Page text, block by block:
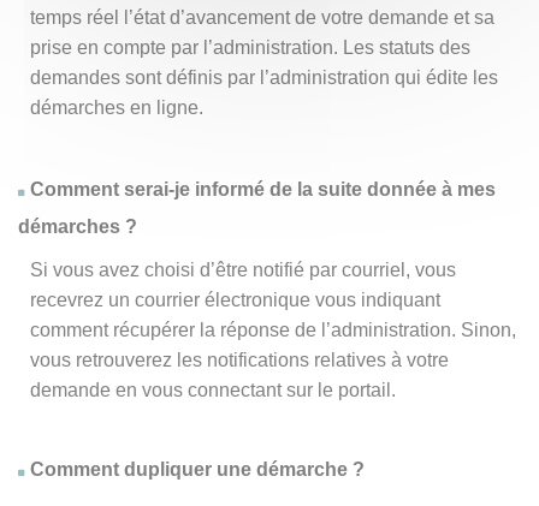
temps réel l’état d’avancement de votre demande et sa
prise en compte par l’administration. Les statuts des
demandes sont définis par l’administration qui édite les
démarches en ligne.
Comment serai-je informé de la suite donnée à mes
démarches ?
Si vous avez choisi d’être notifié par courriel, vous
recevrez un courrier électronique vous indiquant
comment récupérer la réponse de l’administration. Sinon,
vous retrouverez les notifications relatives à votre
demande en vous connectant sur le portail.
Comment dupliquer une démarche ?